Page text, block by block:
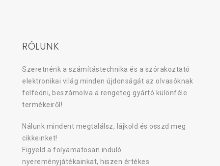
RÓLUNK
Szeretnénk a számítástechnika és a szórakoztató
elektronikai világ minden újdonságát az olvasóknak
felfedni, beszámolva a rengeteg gyártó különféle
termékeiről!
Nálunk mindent megtalálsz, lájkold és osszd meg
cikkeinket!
Figyeld a folyamatosan induló
nyereményjátékainkat, hiszen értékes